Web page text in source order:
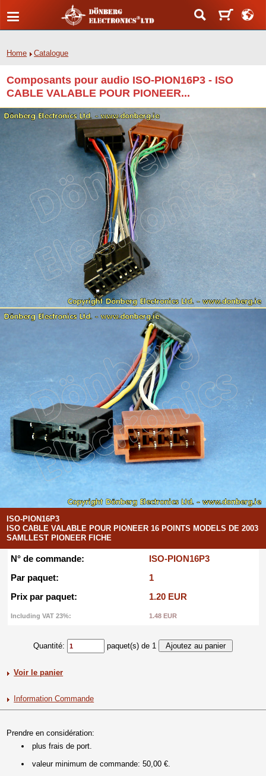
Home Catalogue
Composants pour audio ISO-PION16P3 - ISO
CABLE VALABLE POUR PIONEER...
ISO-PION16P3
ISO CABLE VALABLE POUR PIONEER 16 POINTS MODELS DE 2003
SAMLLEST PIONEER FICHE
N° de commande:
ISO-PION16P3
Par paquet:
1
Prix par paquet:
1.20 EUR
Including VAT 23%: 1.48 EUR
Quantité: paquet(s) de 1
Voir le panier
Information Commande
Prendre en considération:
plus frais de port.
valeur minimum de commande: 50,00 €.